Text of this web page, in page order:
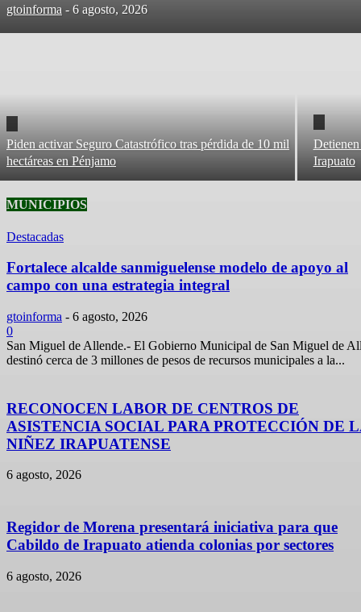
gtoinforma - 6 agosto, 2026
Piden activar Seguro Catastrófico tras pérdida de 10 mil
hectáreas en Pénjamo
Irapuato
MUNICIPIOS
Destacadas
Fortalece alcalde sanmiguelense modelo de apoyo al
campo con una estrategia integral
gtoinforma - 6 agosto, 2026
0
San Miguel de Allende.- El Gobierno Municipal de San Miguel de
destinó cerca de 3 millones de pesos de recursos municipales a la...
RECONOCEN LABOR DE CENTROS DE
ASISTENCIA SOCIAL PARA PROTECCIÓN DE
NIÑEZ IRAPUATENSE
6 agosto, 2026
Regidor de Morena presentará iniciativa para que
Cabildo de Irapuato atienda colonias por sectores
6 agosto, 2026